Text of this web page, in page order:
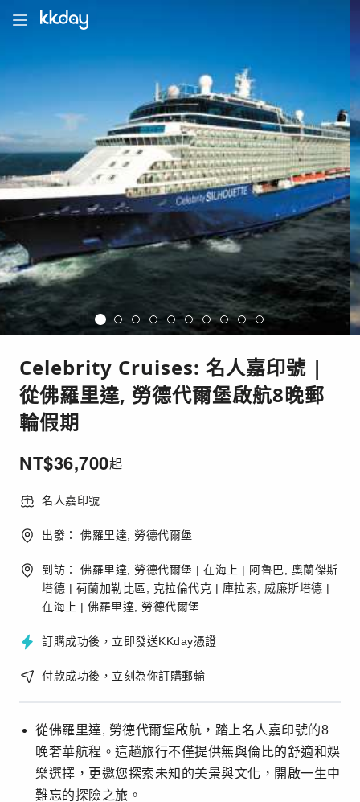
Celebrity Cruises: 名人嘉印號 |
從佛羅里達, 勞德代爾堡啟航8晚郵
輪假期
NT$36,700起
名人嘉印號
出發： 佛羅里達, 勞德代爾堡
到訪： 佛羅里達, 勞德代爾堡 | 在海上 | 阿魯巴, 奧蘭傑斯
塔德 | 荷蘭加勒比區, 克拉倫代克 | 庫拉索, 威廉斯塔德 |
在海上 | 佛羅里達, 勞德代爾堡
訂購成功後，立即發送KKday憑證
付款成功後，立刻為你訂購郵輪
從佛羅里達, 勞德代爾堡啟航，踏上名人嘉印號的8
晚奢華航程。這趟旅行不僅提供無與倫比的舒適和娛
樂選擇，更邀您探索未知的美景與文化，開啟一生中
難忘的探險之旅。